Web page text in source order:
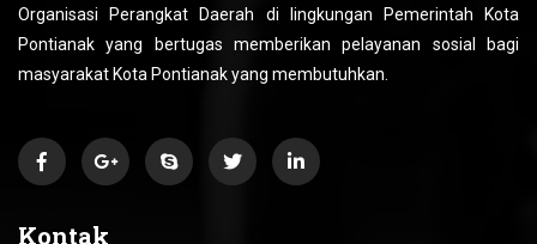
Organisasi Perangkat Daerah di lingkungan Pemerintah Kota
Pontianak yang bertugas memberikan pelayanan sosial bagi
masyarakat Kota Pontianak yang membutuhkan.
Kontak